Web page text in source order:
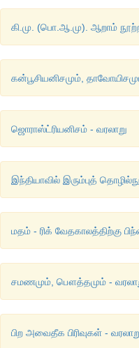
கி.மு. (பொ.ஆ.மு). ஆறாம்
கன்பூசியனிசமும்,
ஜொராஸ்ட்ரியனிசம் - வரலாறு
இந்தியாவில் இரும்புத்
மதம் - ரிக் வேதகாலத்திற்கு
சமணமும், பௌத்தமும் -
பிற அவைதீக பிரிவுகள் -